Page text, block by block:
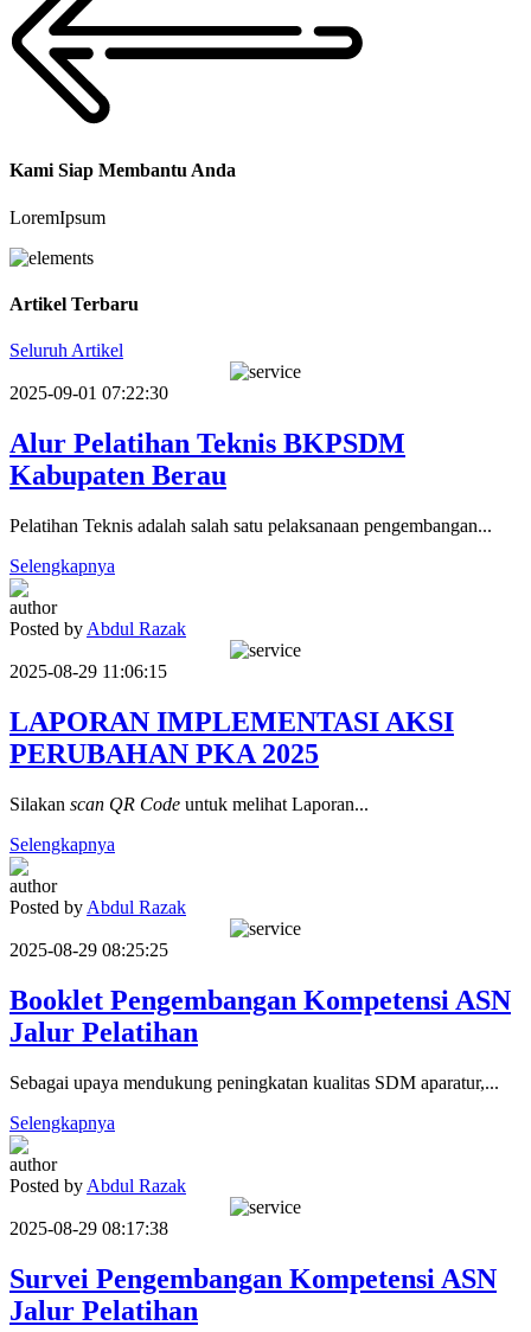
Kami Siap Membantu Anda
LoremIpsum
Artikel Terbaru
Seluruh Artikel
2025-09-01 07:22:30
Alur Pelatihan Teknis BKPSDM
Kabupaten Berau
Pelatihan Teknis adalah salah satu pelaksanaan pengembangan...
Selengkapnya
Posted by Abdul Razak
2025-08-29 11:06:15
LAPORAN IMPLEMENTASI AKSI
PERUBAHAN PKA 2025
Silakan scan QR Code untuk melihat Laporan...
Selengkapnya
Posted by Abdul Razak
2025-08-29 08:25:25
Booklet Pengembangan Kompetensi ASN
Jalur Pelatihan
Sebagai upaya mendukung peningkatan kualitas SDM aparatur,...
Selengkapnya
Posted byAbdul Razak
2025-08-29 08:17:38
Survei Pengembangan Kompetensi ASN
Jalur Pelatihan